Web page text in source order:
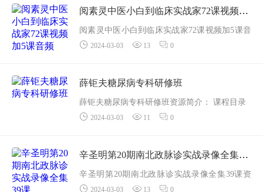
课程目录：
1.琼姐【团队复制】
...
阅素灵中医小白到临床实战家72课视频加5课音频 33.9G
阅素灵中医小白到临床实战家72课视频加5课音
频 33.9G资源简介： 课程目录
辨表里...
2024-03-03 13 0
薛钜夫糖尿病专科研修班
薛钜夫糖尿病专科研修班资源简介： 课程目录
第01讲：课程介绍丨.mp4
第03讲：施今墨、祝谌予、薛钜夫糖尿病诊疗
体系概要（...
2024-03-03 11 0
辛圣明第20期南北政脉诊实战录像全集39课
辛圣明第20期南北政脉诊实战录像全集39课资
2024-03-03 13 0